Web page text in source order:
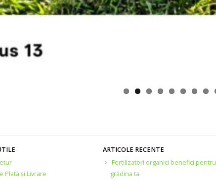
Plată și Livrare
ARTICOLE RECENTE
Fertilizatori organici benefici pentru
grădina ta